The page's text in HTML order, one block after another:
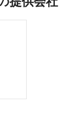
数ランキング メー
中小企業向け